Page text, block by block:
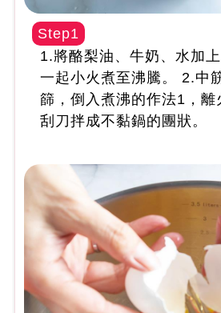
Step1
1.將酪梨油、牛奶、水加
一起小火煮至沸騰。 2.中
篩，倒入煮沸的作法1，離
刮刀拌成不黏鍋的團狀。